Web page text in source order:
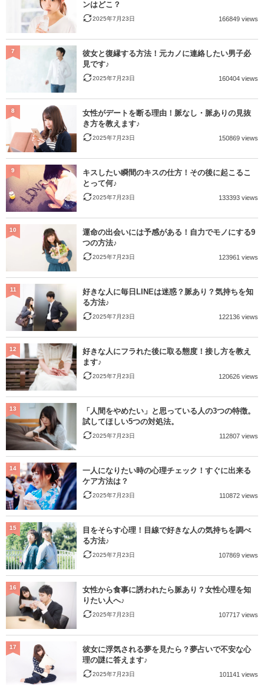
ンはどこ？
2025年7月23日 166849 views
彼女と復縁する方法！元カノに連絡したい男子必
見です♪
2025年7月23日 160404 views
7
女性がデートを断る理由！脈なし・脈ありの見抜
き方を教えます♪
2025年7月23日 150869 views
8
キスしたい瞬間のキスの仕方！その後に起こるこ
とって何♪
2025年7月23日 133393 views
9
運命の出会いには予感がある！自力でモノにする9
つの方法♪
2025年7月23日 123961 views
10
好きな人に毎日LINEは迷惑？脈あり？気持ちを知
る方法♪
2025年7月23日 122136 views
11
好きな人にフラれた後に取る態度！接し方を教え
ます♪
2025年7月23日 120626 views
12
「人間をやめたい」と思っている人の3つの特徴。
試してほしい5つの対処法。
2025年7月23日 112807 views
13
一人になりたい時の心理チェック！すぐに出来る
ケア方法は？
2025年7月23日 110872 views
14
目をそらす心理！目線で好きな人の気持ちを調べ
る方法♪
2025年7月23日 107869 views
15
女性から食事に誘われたら脈あり？女性心理を知
りたい人へ♪
2025年7月23日 107717 views
16
彼女に浮気される夢を見たら？夢占いで不安な心
理の謎に答えます♪
2025年7月23日 101141 views
17